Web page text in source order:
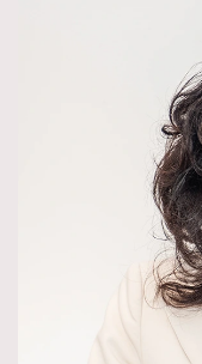
- Centrum op
- Bushalte om de
- De woning is
8 juli 2026 hoeft
het prijsverschil te
Ben je enthousiast
woning? In jouw
wordt op het
inplannen, heb je de